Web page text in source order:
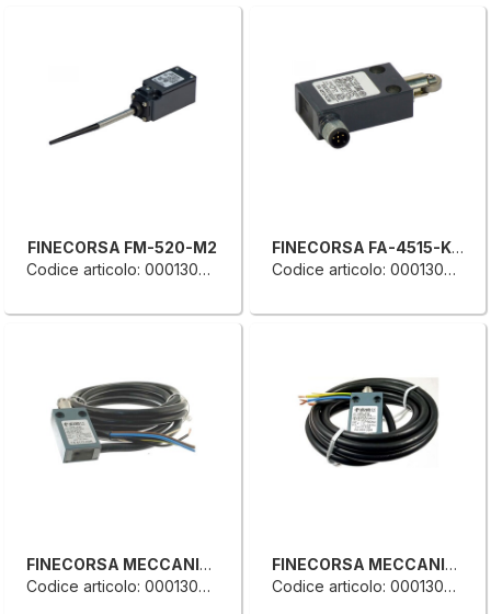
FINECORSA FM-520-M2
Codice articolo: 0001309710B
FINECORSA FA-4515-KDM
Codice articolo: 0001309667A
FINECORSA MECCANICO SINGOLO
Codice articolo: 0001308649B
FINECORSA MECCANICO SINGOLO AZIONAMENTO=A PULSANTE 1_N.A. CAVO L.= 2 MT.
Codice articolo: 0001308648L